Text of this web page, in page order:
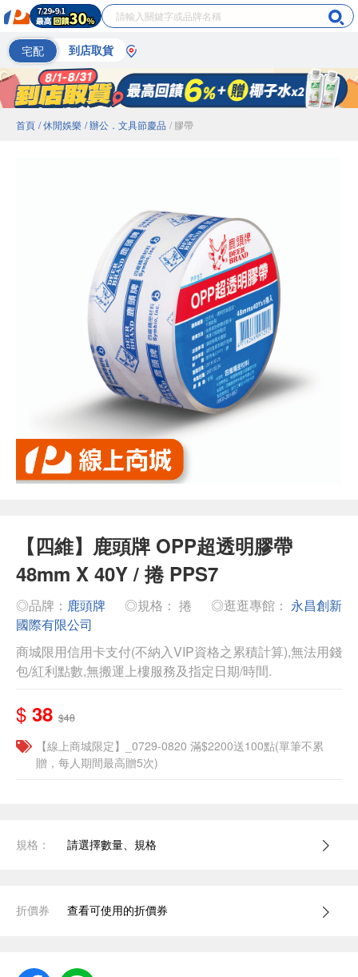
宅配 到店取貨
首頁 / 休閒娛樂 / 辦公．文具節慶品 / 膠帶
【四維】鹿頭牌 OPP超透明膠帶
48mm X 40Y / 捲 PPS7
◎品牌： 鹿頭牌 ◎規格： 捲 ◎逛逛專館： 永昌創新
國際有限公司
商城限用信用卡支付(不納入VIP資格之累積計算),無法用錢
包/紅利點數,無搬運上樓服務及指定日期/時間.
$ 38 $48
【線上商城限定】_0729-0820 滿$2200送100點(單筆不累
贈，每人期間最高贈5次)
規格： 請選擇數量、規格
折價券 查看可使用的折價券